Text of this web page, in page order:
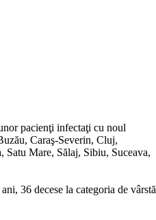
pacienţi infectaţi cu noul
Caraş-Severin, Cluj,
Mare, Sălaj, Sibiu, Suceava,
36 decese la categoria de vârstă